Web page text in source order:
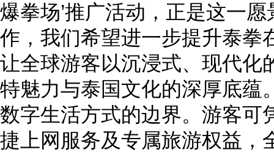
爆拳场’推广活动，正是这一
作，我们希望进一步提升泰拳
让全球游客以沉浸式、现代化
特魅力与泰国文化的深厚底蕴
数字生活方式的边界。游客可
捷上网服务及专属旅游权益，